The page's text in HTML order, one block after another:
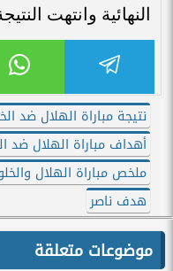
النهائية وانتهت النتيجة 2-1 لصالح
نتيجة مباراة الهلال ضد
أهداف مباراة الهلال ضد
ملخص مباراة الهلال
هدف ناصر
موضوعات متعلقة